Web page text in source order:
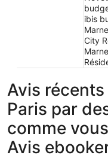
ibis
City
Avis
Paris par
comme vous
Avis